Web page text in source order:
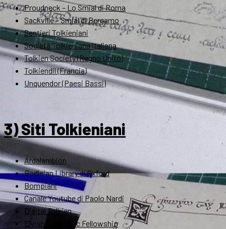
Proudneck – Lo Smial di Roma
Sackville – Smial di Bergamo
Sentieri Tolkieniani
Società Tolkieniana Italiana
Tolkien Society (Regno Unito)
Tolkiendil (Francia)
Unquendor (Paesi Bassi)
3) Siti Tolkieniani
Ardalambion
Bodleian Library di Oxford
Bompiani
Canale Youtube di Paolo Nardi
Digital Tolkien
Elvish Linguistic Fellowship